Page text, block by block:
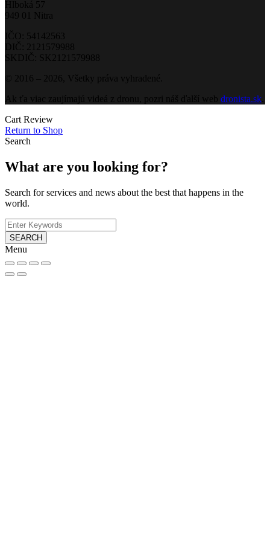
Hlboká 57
949 01 Nitra
IČO: 54142563
DIČ: 2121579988
SKDIČ: SK2121579988
© 2016 – 2026, Všetky práva vyhradené.
Ak ťa viac zaujímajú videá z dronu, pozri náš ďalší web dronista.sk
Cart Review
Return to Shop
Search
What are you looking for?
Search for services and news about the best that happens in the
world.
SEARCH
Menu